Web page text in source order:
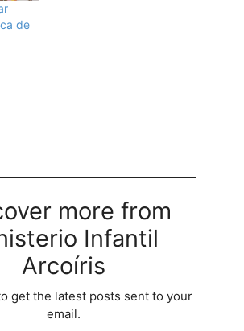
de
more from
Infantil
Arcoíris
get the latest posts sent to your
email.